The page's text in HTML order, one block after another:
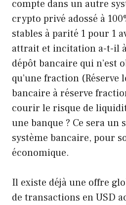
compte dans un autre
crypto privé adossé à
stables à parité 1 pour 1
attrait et incitation a-t-il
dépôt bancaire qui n’est
qu’une fraction (Réserve
bancaire à réserve
courir le risque de
une banque ? Ce sera un
système bancaire, pour
économique.
Il existe déjà une offre
de transactions en USD